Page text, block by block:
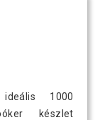
1000
készlet